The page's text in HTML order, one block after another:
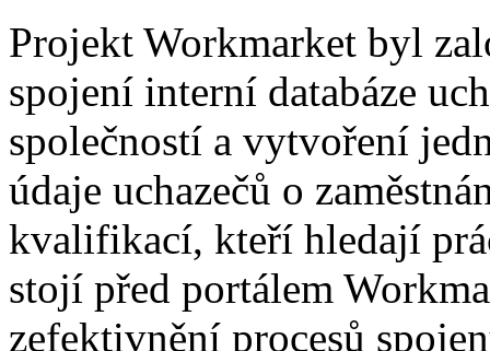
Projekt Workmarket byl
spojení interní databáze
společností a vytvoření
údaje uchazečů o
kvalifikací, kteří hledají
stojí před portálem
zefektivnění procesů